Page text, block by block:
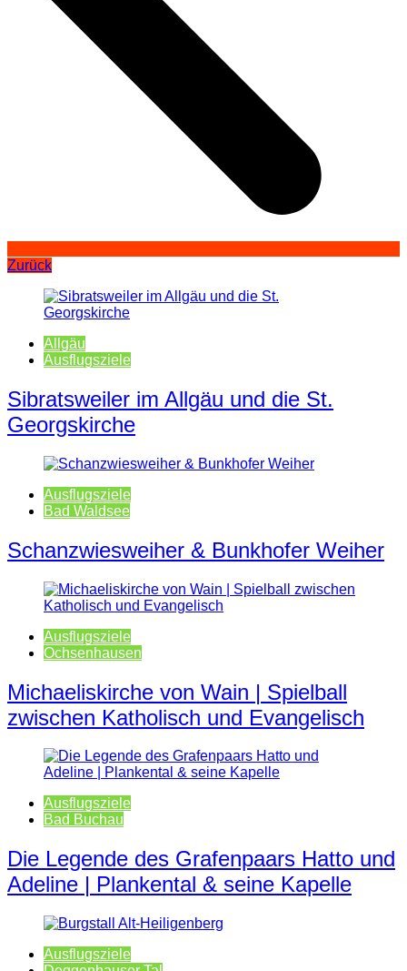
Zurück
Allgäu
Ausflugsziele
Sibratsweiler im Allgäu und die St.
Georgskirche
Ausflugsziele
Bad Waldsee
Schanzwiesweiher & Bunkhofer Weiher
Ausflugsziele
Ochsenhausen
Michaeliskirche von Wain | Spielball
zwischen Katholisch und Evangelisch
Ausflugsziele
Bad Buchau
Die Legende des Grafenpaars Hatto und
Adeline | Plankental & seine Kapelle
Ausflugsziele